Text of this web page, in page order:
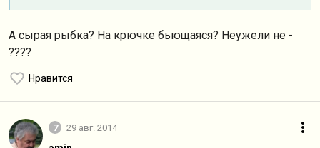
А сырая рыбка? На крючке бьющаяся? Неужели не -
????
Нравится
7 29 авг. 2014